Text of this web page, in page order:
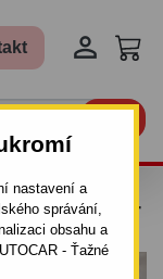
nastavení a
správání,
obsahu a
- Ťažné

AURIS - E15 -